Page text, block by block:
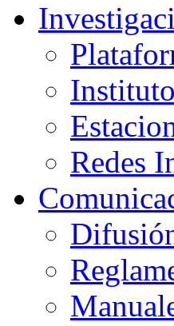
Redes